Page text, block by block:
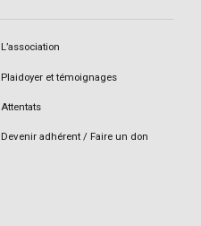
L’association
Plaidoyer et témoignages
Attentats
Devenir adhérent / Faire un don